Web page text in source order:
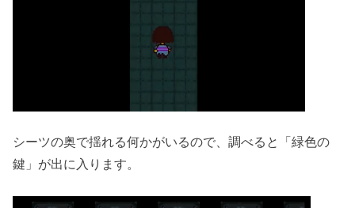
シーツの奥で揺れる何かがいるので、調べると「緑色の
鍵」が出に入ります。